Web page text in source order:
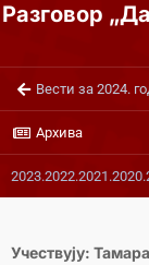
Разговор
Вести за 2024.
Архива
2023.2022.2021.2020.
Учествују: